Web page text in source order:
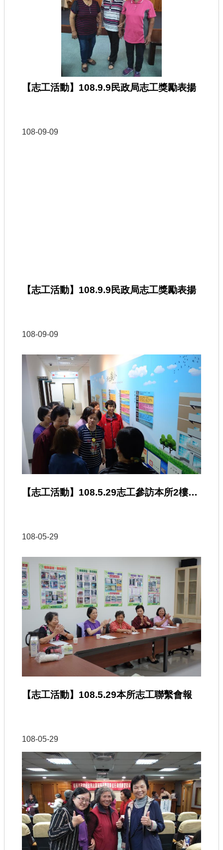
【志工活動】108.9.9民政局志工獎勵表揚
108-09-09
【志工活動】108.9.9民政局志工獎勵表揚
108-09-09
【志工活動】108.5.29志工參訪本所2樓溯古觀今
108-05-29
【志工活動】108.5.29本所志工聯繫會報
108-05-29